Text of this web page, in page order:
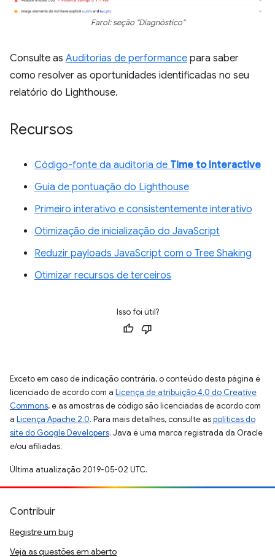
Farol: seção "Diagnóstico"
Consulte as Auditorias de performance para saber
como resolver as oportunidades identificadas no seu
relatório do Lighthouse.
Recursos
Código-fonte da auditoria de Time to Interactive
Guia de pontuação do Lighthouse
Primeiro interativo e consistentemente interativo
Otimização de inicialização do JavaScript
Reduzir payloads JavaScript com o Tree Shaking
Otimizar recursos de terceiros
Isso foi útil?
Exceto em caso de indicação contrária, o conteúdo desta página é
licenciado de acordo com a Licença de atribuição 4.0 do Creative
Commons, e as amostras de código são licenciadas de acordo com
a Licença Apache 2.0. Para mais detalhes, consulte aspolíticas do
site do Google Developers. Java é uma marca registrada da Oracle
e/ou afiliadas.
Última atualização 2019-05-02 UTC.
Contribuir
Registre um bug
Veja as questões em aberto